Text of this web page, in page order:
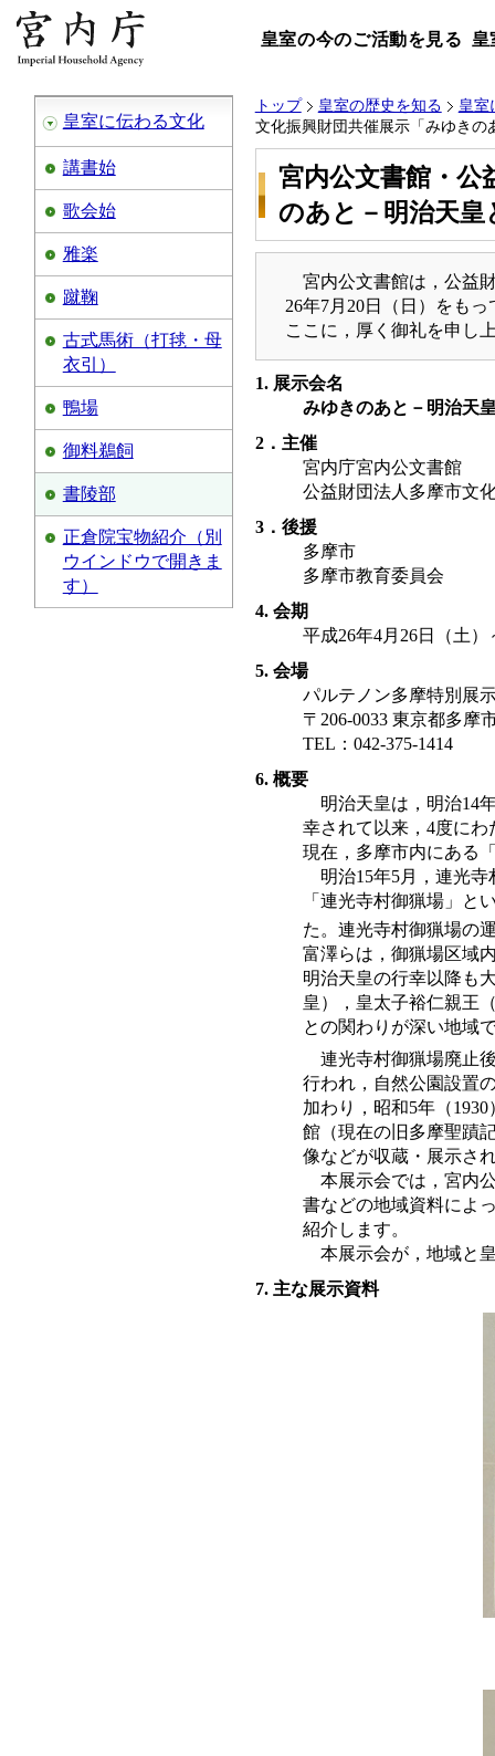
皇室の今のご活動を見る 皇
皇室に伝わる文化
講書始
歌会始
雅楽
蹴鞠
古式馬術（打毬・母
衣引）
鴨場
御料鵜飼
書陵部
正倉院宝物紹介（別
ウインドウで開きま
す）
トップ 皇室の歴史を知る
皇室
文化振興財団共催展示「みゆき
宮内公文書館・公
のあと－明治天
宮内公文書館は，公益
26年7月20日（日）をも
ここに，厚く御礼を申し
1. 展示会名
みゆきのあと－明治天
2．主催
宮内庁宮内公文書館
公益財団法人多摩市文
3．後援
多摩市
多摩市教育委員会
4. 会期
平成26年4月26日（土）
5. 会場
パルテノン多摩特別展
〒206-0033 東京都多摩
TEL：042-375-1414
6. 概要
明治天皇は，明治14
幸されて以来，4度に
現在，多摩市内にある
明治15年5月，連光
「連光寺村御猟場」と
た。連光寺村御猟場の
富澤らは，御猟場区域
明治天皇の行幸以降も
皇），皇太子裕仁親王
との関わりが深い地域
連光寺村御猟場廃止
行われ，自然公園設置
加わり，昭和5年（
館（現在の旧多摩聖蹟
像などが収蔵・展示さ
本展示会では，宮内
書などの地域資料によ
紹介します。
本展示会が，地域と
7. 主な展示資料